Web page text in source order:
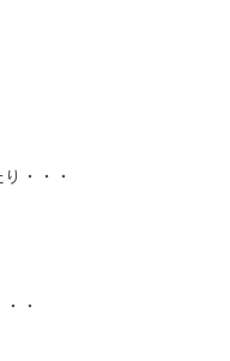
・・・
・